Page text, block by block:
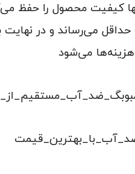
کیفیت محصول را حفظ
حداقل می‌رساند و در
هزینه‌ها می‌شود